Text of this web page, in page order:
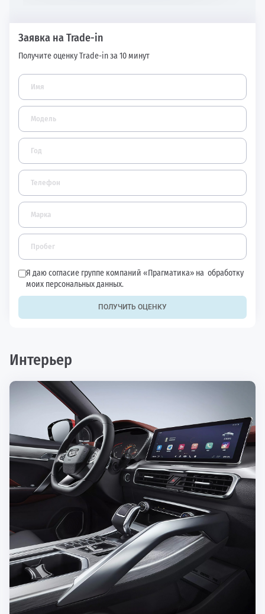
Заявка на Trade-in
Получите оценку Trade-in за 10 минут
Я даю согласие группе компаний «Прагматика» на обработку
моих персональных данных.
ПОЛУЧИТЬ ОЦЕНКУ
Интерьер